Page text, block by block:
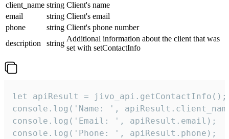
client_name string Client's name
email
string Client's email
phone
string Client's phone number
description
string
Additional information about the client that was
set with setContactInfo
let apiResult = jivo_api.getContactInfo();
console.log('Name: ',
console.log('Email: ', apiResult.email);
console.log('Phone: ', apiResult.phone);